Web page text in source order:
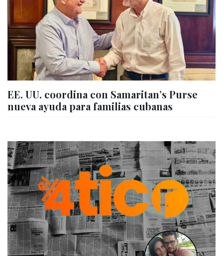
EE. UU. coordina con Samaritan’s Purse
nueva ayuda para familias cubanas